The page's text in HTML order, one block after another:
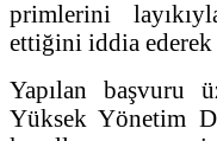
primlerini
ettiğini iddia
Yapılan başvuru
Yüksek Yönetim